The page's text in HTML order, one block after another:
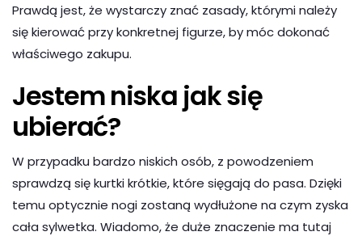
Prawdą jest, że wystarczy znać zasady, którymi należy
się kierować przy konkretnej figurze, by móc dokonać
właściwego zakupu.
Jestem niska jak się
ubierać?
W przypadku bardzo niskich osób, z powodzeniem
sprawdzą się kurtki krótkie, które sięgają do pasa. Dzięki
temu optycznie nogi zostaną wydłużone na czym zyska
cała sylwetka. Wiadomo, że duże znaczenie ma tutaj